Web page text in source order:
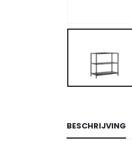
BESCHRIJVING